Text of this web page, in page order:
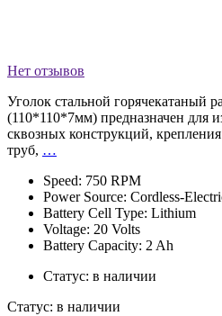
Нет отзывов
Уголок стальной горячекатаный
(110*110*7мм) предназначен для
сквозных конструкций,
труб, …
Speed: 750 RPM
Power Source: Cordless-
Battery Cell Type: Lithium
Voltage: 20 Volts
Battery Capacity: 2 Ah
Статус: в наличии
Статус: в наличии